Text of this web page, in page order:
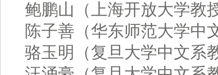
鲍鹏山（上海开放大学教
陈子善（华东师范大学中
骆玉明（复旦大学中文系